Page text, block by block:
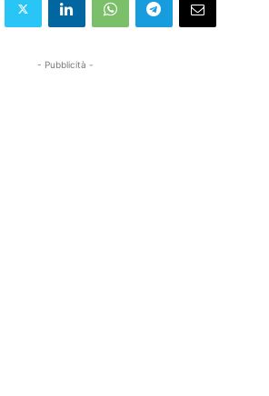
- Pubblicità -